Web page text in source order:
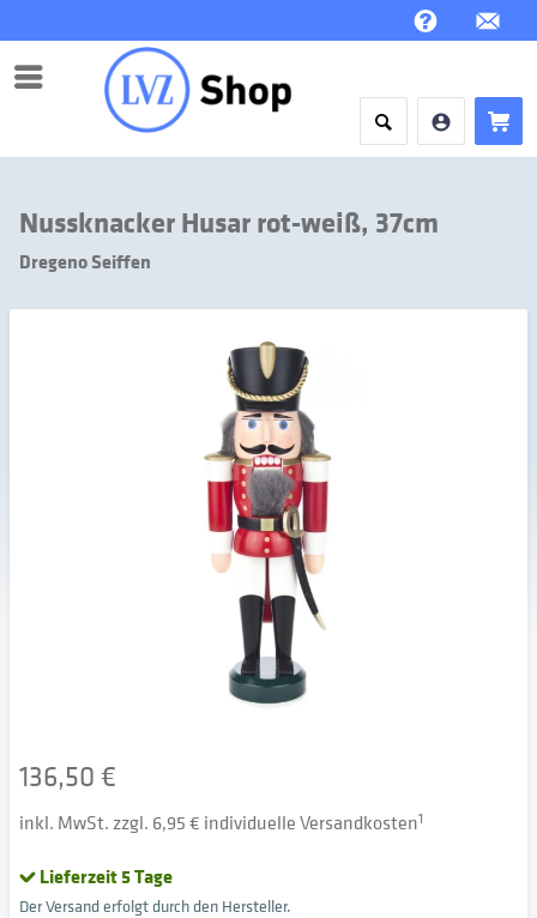
Menü
Nussknacker Husar rot-weiß, 37cm
Dregeno Seiffen
136,50 €
inkl. MwSt. zzgl. 6,95 € individuelle Versandkosten1
Lieferzeit 5 Tage
Der Versand erfolgt durch den Hersteller.